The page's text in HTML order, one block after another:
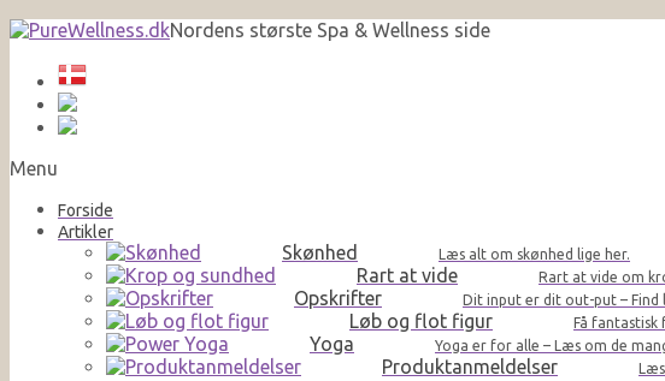
Nordens største Spa & Wellness side
Menu
Forside
Artikler
Skønhed Læs alt om skønhed lige her.
Rart at vide Rart at vide om
Opskrifter Dit input er dit out-put –
Løb og flot figur Få
Yoga Yoga er for alle – Læs om de
Produktanmeldelser